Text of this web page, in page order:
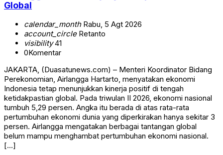
Global
calendar_monthRabu, 5 Agt 2026
account_circleRetanto
visibility41
0Komentar
JAKARTA, (Duasatunews.com) – Menteri Koordinator Bidang
Perekonomian, Airlangga Hartarto, menyatakan ekonomi
Indonesia tetap menunjukkan kinerja positif di tengah
ketidakpastian global. Pada triwulan II 2026, ekonomi nasional
tumbuh 5,29 persen. Angka itu berada di atas rata-rata
pertumbuhan ekonomi dunia yang diperkirakan hanya sekitar 3
persen. Airlangga mengatakan berbagai tantangan global
belum mampu menghambat pertumbuhan ekonomi nasional.
[…]